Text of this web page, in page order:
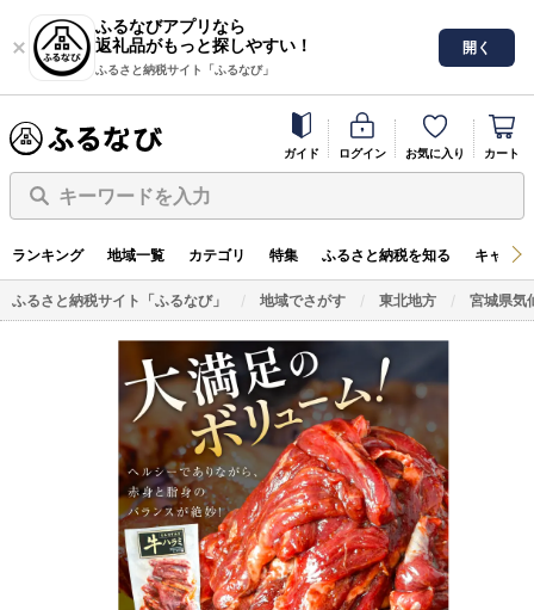
ふるなびアプリなら
返礼品がもっと探しやすい！
ふるさと納税サイト「ふるなび」
開く
ガイド ログイン お気に入り カート
キーワードを入力
ランキング 地域一覧 カテゴリ 特集 ふるさと納税を知る キャン
ふるさと納税サイト「ふるなび」 地域でさがす 東北地方 宮城県気